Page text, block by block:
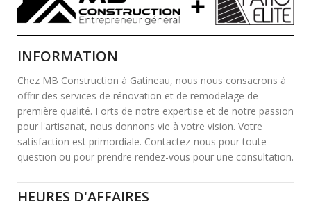
INFORMATION
Chez MB Construction à Gatineau, nous nous consacrons à
offrir des services de rénovation et de remodelage de
première qualité. Forts de notre expertise et de notre passion
pour l'artisanat, nous donnons vie à votre vision. Votre
satisfaction est primordiale. Contactez-nous pour toute
question ou pour prendre rendez-vous pour une consultation.
HEURES D'AFFAIRES